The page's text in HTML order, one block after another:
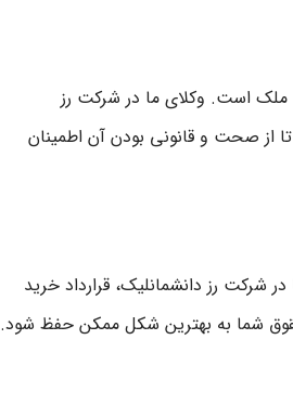
ملک است. وکلای ما در شرکت رز
از صحت و قانونی بودن آن اطمینان
شرکت رز دانشمانلیک، قرارداد خرید
حقوق شما به بهترین شکل ممکن حفظ شود.